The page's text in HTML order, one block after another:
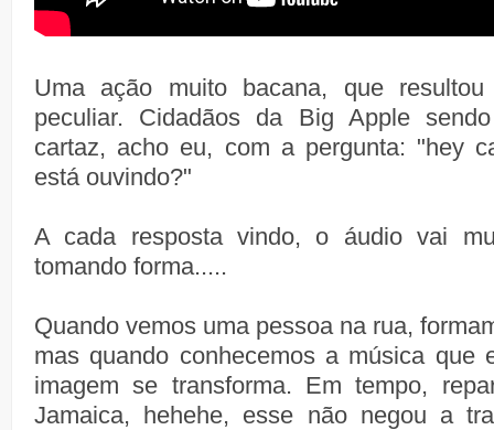
Uma ação muito bacana, que
peculiar. Cidadãos da Big Apple
cartaz, acho eu, com a pergunta: "hey
está ouvindo?"
A cada resposta vindo, o áudio vai
tomando forma.....
Quando vemos uma pessoa na rua,
mas quando conhecemos a música que
imagem se transforma. Em tempo,
Jamaica, hehehe, esse não negou a